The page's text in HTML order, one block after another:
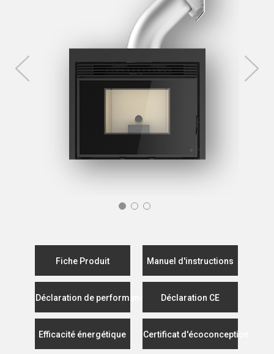
Fiche Produit Manuel d'instructions
Déclaration de performance Déclaration CE
Efficacité énergétique Certificat d'écoconception